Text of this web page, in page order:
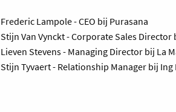
Frederic Lampole - CEO bij Purasana
Stijn Van Vynckt - Corporate Sales Director
Lieven Stevens - Managing Director bij La
Stijn Tyvaert - Relationship Manager bij